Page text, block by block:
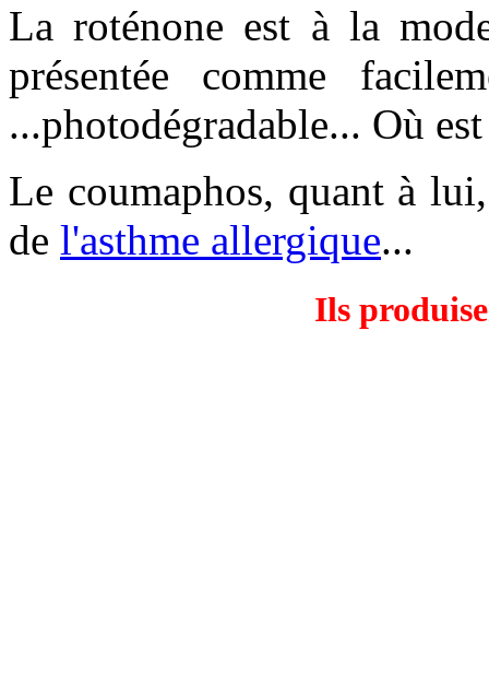
La roténone est à la
présentée comme
...photodégradable... Où
Le coumaphos, quant à
de l'asthme allergique...
Ils